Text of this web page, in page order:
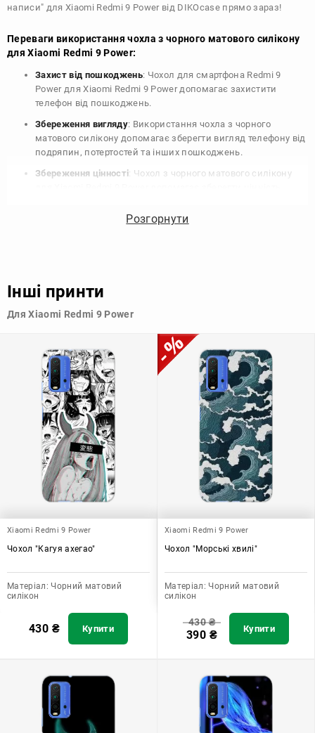
написи" для Xiaomi Redmi 9 Power від DIKOcase прямо зараз!
Переваги використання чохла з чорного матового силікону
для Xiaomi Redmi 9 Power:
Захист від пошкоджень: Чохол для смартфона Redmi 9
Power для Xiaomi Redmi 9 Power допомагає захистити
телефон від пошкоджень.
Збереження вигляду: Використання чохла з чорного
матового силікону допомагає зберегти вигляд телефону від
подряпин, потертостей та інших пошкоджень.
Збереження цінності: Чохол з чорного матового силікону
планують продати свій пристрій в майбутньому.
Узагалі, чохол для телефону - це дуже корисний аксесуар, який
допомагає захистити ваш пристрій, зберегти його цінність і
Розгорнути
Інші принти
Для Xiaomi Redmi 9 Power
Xiaomi Redmi 9 Power
Чохол "Кагуя ахегао"
Матеріал: Чорний матовий
силікон
430 ₴ Купити
Xiaomi Redmi 9 Power
Чохол "Морські хвилі"
Матеріал: Чорний матовий
силікон
430₴
390 ₴ Купити